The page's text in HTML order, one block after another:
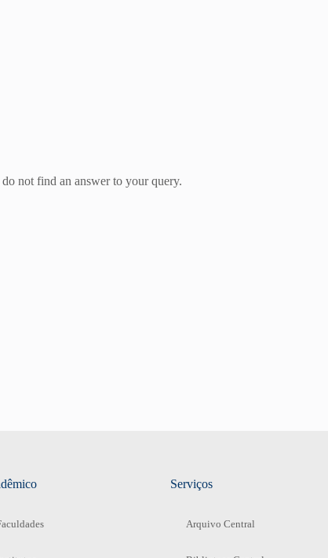
not find an answer to your query.
Serviços
Arquivo Central